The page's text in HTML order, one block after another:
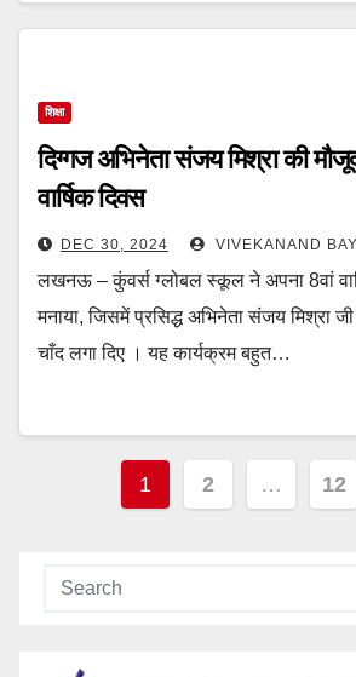
शिक्षा
दिग्गज अभिनेता संजय मिश्रा की
वार्षिक दिवस
DEC 30, 2024 VIVEKANAND
लखनऊ – कुंवर्स ग्लोबल स्कूल ने अपना 8वां
मनाया, जिसमें प्रसिद्ध अभिनेता संजय मिश्रा
चाँद लगा दिए । यह कार्यक्रम बहुत…
Posts
1 2 … 12